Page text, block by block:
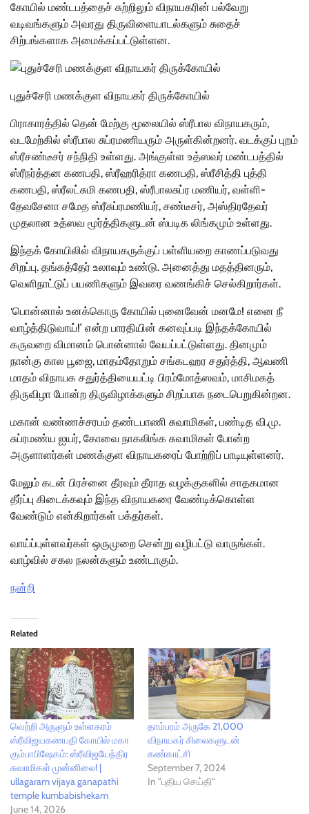
கோயில் மண்டபத்தைச் சுற்றிலும் விநாயகரின் பல்வேறு
வடிவங்களும் அவரது திருவிளையாடல்களும் சுதைச்
சிற்பங்களாக அமைக்கப்பட்டுள்ளன.
புதுச்சேரி மணக்குள விநாயகர் திருக்கோயில்
பிராகாரத்தில் தென் மேற்கு மூலையில் ஸ்ரீபால விநாயகரும்,
வடமேற்கில் ஸ்ரீபால சுப்ரமணியரும் அருள்கின்றனர். வடக்குப் புறம்
ஸ்ரீசண்டீசர் சந்நிதி உள்ளது. அங்குள்ள உத்ஸவர் மண்டபத்தில்
ஸ்ரீநர்த்தன கணபதி, ஸ்ரீஹரித்ரா கணபதி, ஸ்ரீசித்தி புத்தி
கணபதி, ஸ்ரீலட்சுமி கணபதி, ஸ்ரீபாலசுப்ர மணியர், வள்ளி-
தேவசேனா சமேத ஸ்ரீசுப்ரமணியர், சண்டீசர், அஸ்திரதேவர்
முதலான உத்ஸவ மூர்த்திகளுடன் ஸ்படிக லிங்கமும் உள்ளது.
இந்தக் கோயிலில் விநாயகருக்குப் பள்ளியறை காணப்படுவது
சிறப்பு. தங்கத்தேர் உலாவும் உண்டு. அனைத்து மதத்தினரும்,
வெளிநாட்டுப் பயணிகளும் இவரை வணங்கிச் செல்கிறார்கள்.
‘பொன்னால் உனக்கொரு கோயில் புனைவேன் மனமே! எனை நீ
வாழ்த்திடுவாய்!’ என்ற பாரதியின் கனவுப்படி இந்தக்கோயில்
கருவறை விமானம் பொன்னால் வேயப்பட்டுள்ளது. தினமும்
நான்கு கால பூஜை, மாதம்தோறும் சங்கடஹர சதுர்த்தி, ஆவணி
மாதம் விநாயக சதுர்த்தியையட்டி பிரம்மோத்ஸவம், மாசிமகத்
திருவிழா போன்ற திருவிழாக்களும் சிறப்பாக நடைபெறுகின்றன.
மகான் வண்ணச்சரபம் தண்டபாணி சுவாமிகள், பண்டித வி.மு.
சுப்ரமண்ய ஐயர், கோவை நாகலிங்க சுவாமிகள் போன்ற
அருளாளர்கள் மணக்குள விநாயகரைப் போற்றிப் பாடியுள்ளனர்.
மேலும் கடன் பிரச்னை தீரவும் தீராத வழக்குகளில் சாதகமான
தீர்ப்பு கிடைக்கவும் இந்த விநாயகரை வேண்டிக்கொள்ள
வேண்டும் என்கிறார்கள் பக்தர்கள்.
வாய்ப்புள்ளவர்கள் ஒருமுறை சென்று வழிபட்டு வாருங்கள்.
வாழ்வில் சகல நலன்களும் உண்டாகும்.
நன்றி
Related
வெற்றி அருளும் உள்ளகரம்
ஸ்ரீவிஜயகணபதி கோயில் மகா
கும்பாபிஷேகம்: ஸ்ரீவிஜயேந்திர
சுவாமிகள் முன்னிலை! |
ullagaram vijaya ganapathi
temple kumbabishekam
June 14, 2026
தாம்பரம் அருகே 21,000
விநாயகர் சிலைகளுடன்
கண்காட்சி
September 7, 2024
In "புதிய செய்தி"